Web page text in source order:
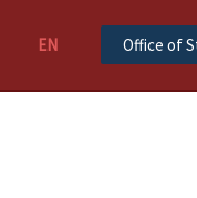
EN Office of